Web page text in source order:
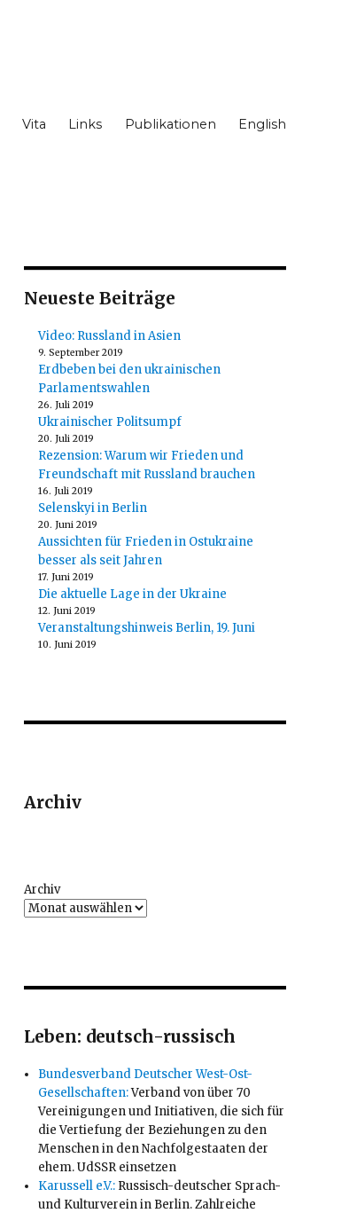
Vita Links Publikationen English
Neueste Beiträge
Video: Russland in Asien
9. September 2019
Erdbeben bei den ukrainischen
Parlamentswahlen
26. Juli 2019
Ukrainischer Politsumpf
20. Juli 2019
Rezension: Warum wir Frieden und
Freundschaft mit Russland brauchen
16. Juli 2019
Selenskyi in Berlin
20. Juni 2019
Aussichten für Frieden in Ostukraine
besser als seit Jahren
17. Juni 2019
Die aktuelle Lage in der Ukraine
12. Juni 2019
Veranstaltungshinweis Berlin, 19. Juni
10. Juni 2019
Archiv
Archiv
Leben: deutsch-russisch
Bundesverband Deutscher West-Ost-
Gesellschaften:Verband von über 70
Vereinigungen und Initiativen, die sich für
die Vertiefung der Beziehungen zu den
Menschen in den Nachfolgestaaten der
ehem. UdSSR einsetzen
Karussell e.V.: Russisch-deutscher Sprach-
und Kulturverein in Berlin. Zahlreiche